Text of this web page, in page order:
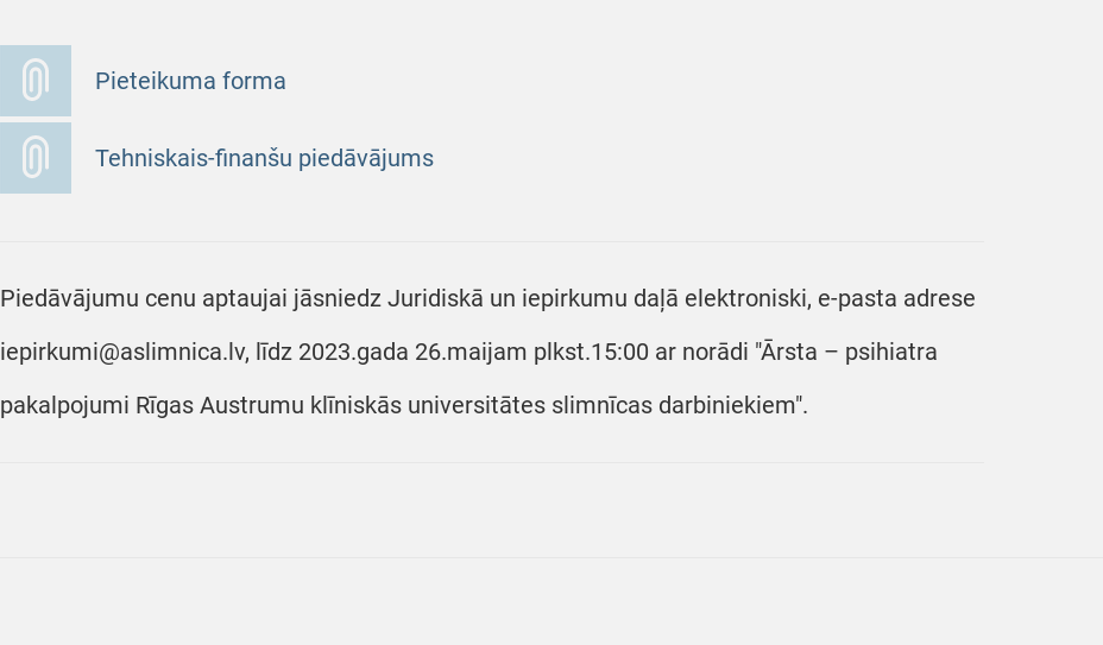
Pieteikuma forma
Tehniskais-finanšu piedāvājums
Piedāvājumu cenu aptaujai jāsniedz Juridiskā un iepirkumu daļā elektroniski, e-pasta adrese
iepirkumi@aslimnica.lv, līdz 2023.gada 26.maijam plkst.15:00 ar norādi "Ārsta – psihiatra
pakalpojumi Rīgas Austrumu klīniskās universitātes slimnīcas darbiniekiem".